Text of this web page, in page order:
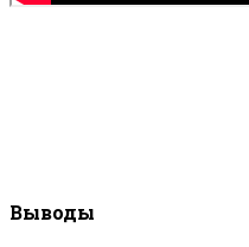
Выводы